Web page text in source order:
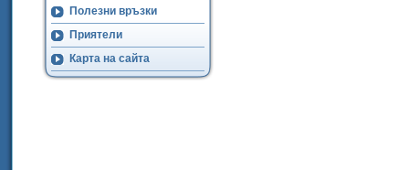
Полезни връзки
Приятели
Карта на сайта